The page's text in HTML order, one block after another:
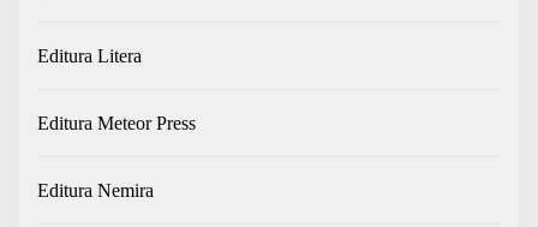
Editura Litera
Editura Meteor Press
Editura Nemira